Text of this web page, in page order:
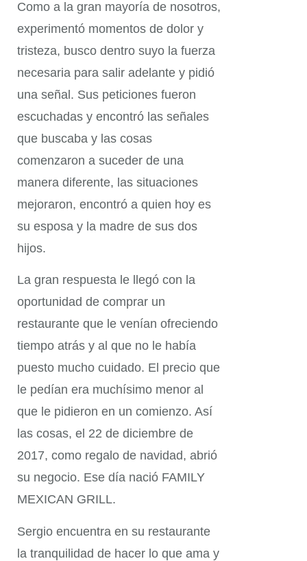
Como a la gran mayoría de nosotros,
experimentó momentos de dolor y
tristeza, busco dentro suyo la fuerza
necesaria para salir adelante y pidió
una señal. Sus peticiones fueron
escuchadas y encontró las señales
que buscaba y las cosas
comenzaron a suceder de una
manera diferente, las situaciones
mejoraron, encontró a quien hoy es
su esposa y la madre de sus dos
hijos.
La gran respuesta le llegó con la
oportunidad de comprar un
restaurante que le venían ofreciendo
tiempo atrás y al que no le había
puesto mucho cuidado. El precio que
le pedían era muchísimo menor al
que le pidieron en un comienzo. Así
las cosas, el 22 de diciembre de
2017, como regalo de navidad, abrió
su negocio. Ese día nació FAMILY
MEXICAN GRILL.
Sergio encuentra en su restaurante
la tranquilidad de hacer lo que ama y